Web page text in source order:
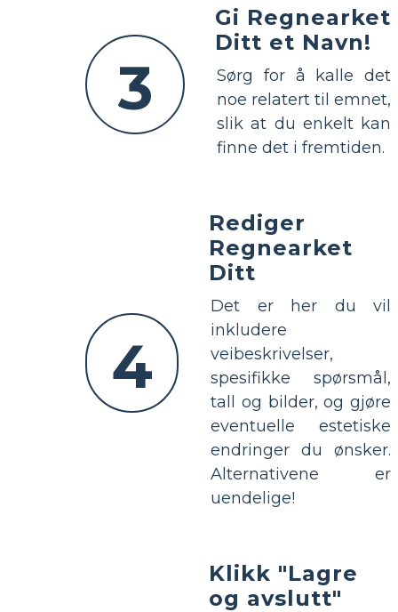
3
Gi Regnearket
Ditt et Navn!
Sørg for å kalle det
noe relatert til emnet,
slik at du enkelt kan
finne det i fremtiden.
4
Rediger
Regnearket
Ditt
Det er her du vil
inkludere
veibeskrivelser,
spesifikke spørsmål,
tall og bilder, og gjøre
eventuelle estetiske
endringer du ønsker.
Alternativene er
uendelige!
Klikk "Lagre
og avslutt"